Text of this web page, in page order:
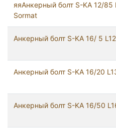
яяАнкерный болт S-KA 12/85
Sormat
Анкерный болт S-KA 16/ 5
Анкерный болт S-KA 16/20
Анкерный болт S-KA 16/50